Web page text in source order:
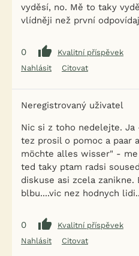
vyděsí, no. Mě to taky
vlídněji než první
0
Kvalitní příspěvek
Nahlásit
Citovat
Neregistrovaný uživatel
Nic si z toho nedelejte.
tez prosil o pomoc a paar
möchte alles wisser" -
ted taky ptam radsi
diskuse asi zcela
blbu....vic nez hodnych
0
Kvalitní příspěvek
Nahlásit
Citovat